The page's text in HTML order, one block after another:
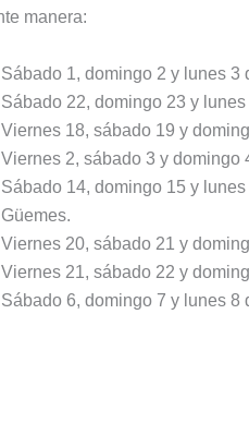
manera:
Sábado 1, domingo 2 y lunes 3
Sábado 22, domingo 23 y
Viernes 18, sábado 19 y
Viernes 2, sábado 3 y domingo
Sábado 14, domingo 15 y
Güemes.
Viernes 20, sábado 21 y
Viernes 21, sábado 22 y
Sábado 6, domingo 7 y lunes